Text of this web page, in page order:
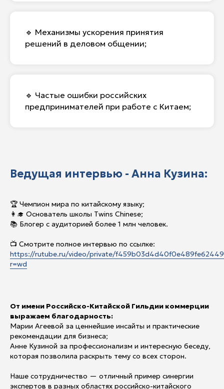
🔹 Механизмы ускорения принятия
решений в деловом общении;
🔹 Частые ошибки российских
предпринимателей при работе с Китаем;
Ведущая интервью - Анна Кузина:
🏆 Чемпион мира по китайскому языку;
👩‍🎓 Основатель школы Twins Chinese;
📚 Блогер с аудиторией более 1 млн человек.
📺 Смотрите полное интервью по ссылке:
https://rutube.ru/video/private/
r=wd
От имени Российско-Китайской Гильдии коммерции
выражаем благодарность:
Марии Агеевой за ценнейшие инсайты и практические
рекомендации для бизнеса;
Анне Кузиной за профессионализм и интересную беседу,
которая позволила раскрыть тему со всех сторон.
Наше сотрудничество — отличный пример синергии
экспертов в разных областях российско-китайского